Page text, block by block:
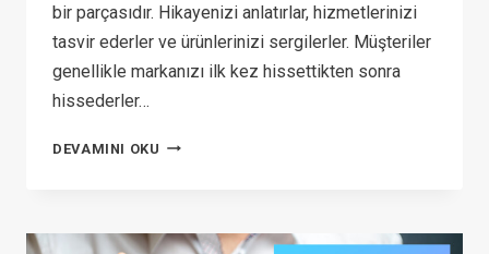
bir parçasıdır. Hikayenizi anlatırlar, hizmetlerinizi
tasvir ederler ve ürünlerinizi sergilerler. Müşteriler
genellikle markanızı ilk kez hissettikten sonra
hissederler…
DEVAMINI OKU PAGEFLY
THIS